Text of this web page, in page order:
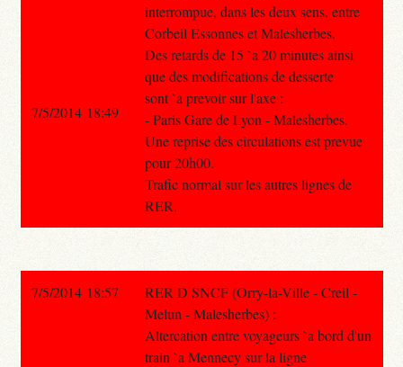
interrompue, dans les deux sens, entre
Corbeil Essonnes et Malesherbes.
Des retards de 15 `a 20 minutes ainsi
que des modifications de desserte
sont `a prevoir sur l'axe :
- Paris Gare de Lyon - Malesherbes.
Une reprise des circulations est prevue
pour 20h00.
Trafic normal sur les autres lignes de
RER.
7/5/2014 18:49
7/5/2014 18:57
RER D SNCF (Orry-la-Ville - Creil -
Melun - Malesherbes) :
Altercation entre voyageurs `a bord d'un
train `a Mennecy sur la ligne